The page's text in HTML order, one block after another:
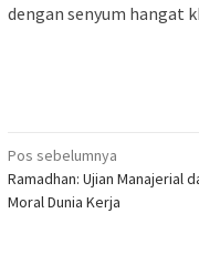
dengan senyum hangat
Navigasi
pos
Pos sebelumnya
Ramadhan: Ujian Manajerial
Moral Dunia Kerja